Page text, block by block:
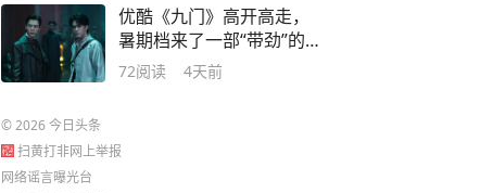
优酷《九门》高开高走，
暑期档来了一部“带劲”的冒
险剧
72阅读 4天前
©2026今日头条
扫黄打非网上举报
网络谣言曝光台